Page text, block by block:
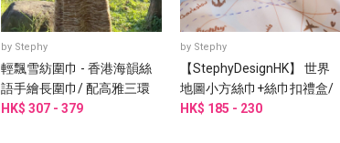
by Stephy
輕飄雪紡圍巾 - 香港海韻絲
語手繪長圍巾/ 配高雅三環
絲巾扣禮盒
HK$ 307 - 379
by Stephy
【StephyDesignHK】 世界
地圖小方絲巾+絲巾扣禮盒/
絲巾
HK$ 185 - 230